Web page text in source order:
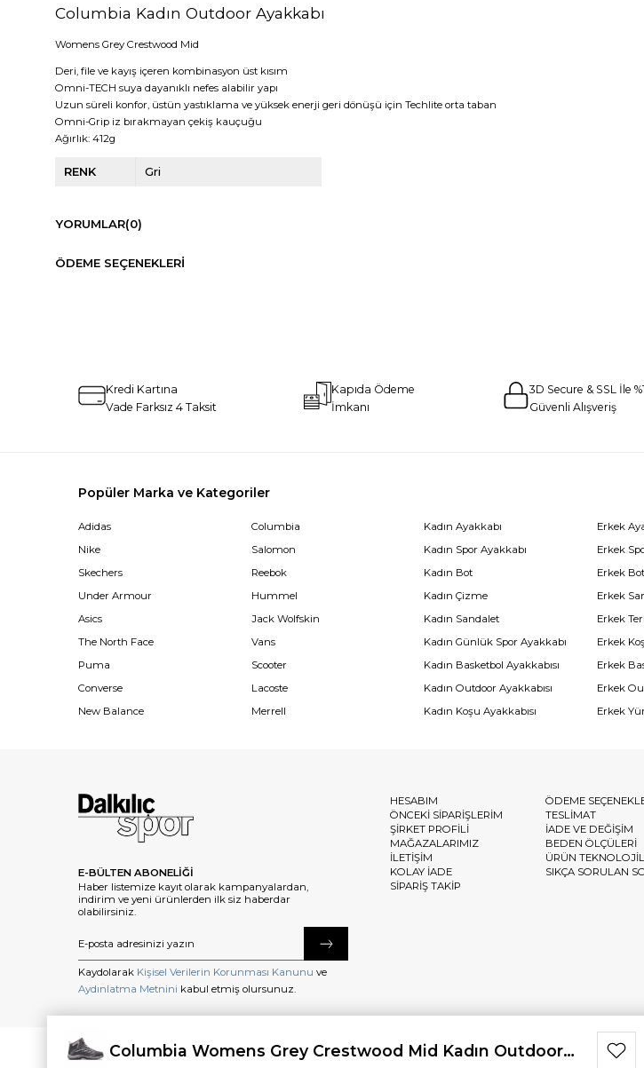
Columbia Kadın Outdoor Ayakkabı
Womens Grey Crestwood Mid
Deri, file ve kayış içeren kombinasyon üst kısım
Omni-TECH suya dayanıklı nefes alabilir yapı
Uzun süreli konfor, üstün yastıklama ve yüksek enerji geri dönüşü için Techlite orta taban
Omni-Grip iz bırakmayan çekiş kauçuğu
Ağırlık: 412g
RENK Gri
YORUMLAR(0)
ÖDEME SEÇENEKLERI
Kredi Kartına
Vade Farksız 4 Taksit
Kapıda Ödeme
İmkanı
3D Secure & SSL İle
Güvenli Alışveriş
Popüler Marka ve Kategoriler
Adidas
Nike
Skechers
Under Armour
Asics
The North Face
Puma
Converse
New Balance
Columbia
Salomon
Reebok
Hummel
Jack Wolfskin
Vans
Scooter
Lacoste
Merrell
Kadın Ayakkabı
Kadın Spor Ayakkabı
Kadın Bot
Kadın Çizme
Kadın Sandalet
Kadın Günlük Spor Ayakkabı
Kadın Basketbol Ayakkabısı
Kadın Outdoor Ayakkabısı
Kadın Koşu Ayakkabısı
Erkek
Erkek
Erkek Bot
Erkek
Erkek
Erkek
Erkek
Erkek
Erkek
E-BÜLTEN ABONELİĞİ
Haber listemize kayıt olarak kampanyalardan,
indirim ve yeni ürünlerden ilk siz haberdar
olabilirsiniz.
Kaydolarak Kişisel Verilerin Korunması Kanunu ve
Aydınlatma Metnini kabul etmiş olursunuz.
HESABIM
ÖNCEKİ SİPARİŞLERİM
ŞİRKET PROFİLİ
MAĞAZALARIMIZ
İLETİŞİM
KOLAY İADE
SİPARİŞ TAKİP
ÖDEME
TESLİMAT
İADE VE DEĞİŞİM
BEDEN ÖLÇÜLERİ
ÜRÜN
SIKÇA SORULAN
©2025 dalkilicspor.com.tr. Tüm Hakları Saklıdır.
Columbia Womens Grey Crestwood Mid Kadın Outdoor